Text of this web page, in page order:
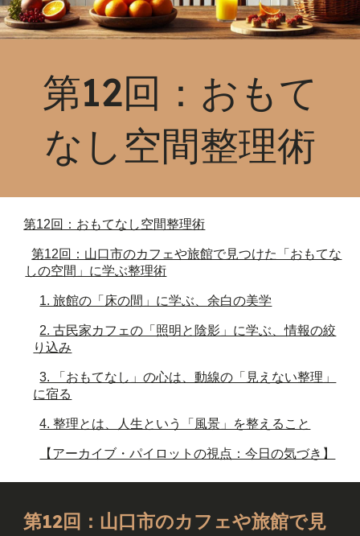
第12回：おもて
なし空間整理術
第12回：おもてなし空間整理術
第12回：山口市のカフェや旅館で見つけた「おもてな
しの空間」に学ぶ整理術
1. 旅館の「床の間」に学ぶ、余白の美学
2. 古民家カフェの「照明と陰影」に学ぶ、情報の絞
り込み
3. 「おもてなし」の心は、動線の「見えない整理」
に宿る
4. 整理とは、人生という「風景」を整えること
【アーカイブ・パイロットの視点：今日の気づき】
第12回：山口市のカフェや旅館で見